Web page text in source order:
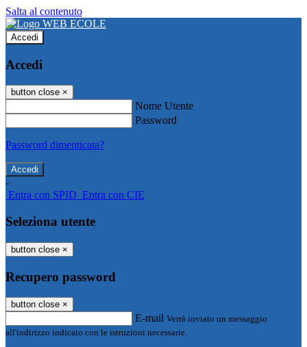
Salta al contenuto
Accedi
Accedi
button close ×
Nome Utente
Password
Password dimenticata?
-
Entra con SPID Entra con CIE
Seleziona utente
button close ×
Recupero password
button close ×
E-mail Verrà inviato un messaggio
all'indirizzo indicato con le istruzioni necessarie.